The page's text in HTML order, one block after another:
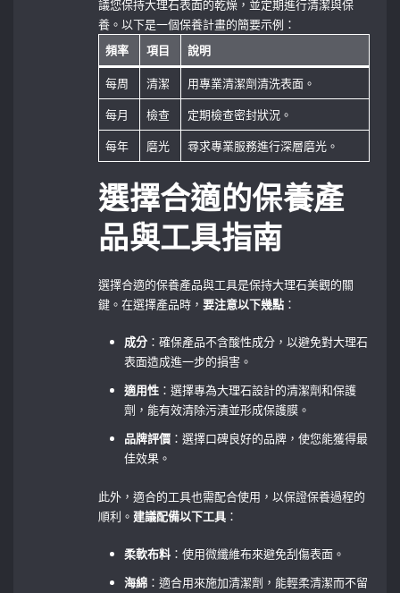
議您保持大理石表面的乾燥，並定期進行清潔與保
養。以下是一個保養計畫的簡要示例：
頻率
項目 說明
每周 清潔
用專業清潔劑清洗表面。
每月
檢查
定期檢查密封狀況。
每年
磨光 尋求專業服務進行深層磨光。
選擇合適的保養產
品與工具指南
選擇合適的保養產品與工具是保持大理石美觀的關
鍵。在選擇產品時，要注意以下幾點 ：
成分 ：確保產品不含酸性成分，以避免對大理石
表面造成進一步的損害。
適用性 ：選擇專為大理石設計的清潔劑和保護
劑，能有效清除污漬並形成保護膜。
品牌評價 ：選擇口碑良好的品牌，使您能獲得最
佳效果。
此外，適合的工具也需配合使用，以保證保養過程的
順利。建議配備以下工具 ：
柔軟布料 ：使用微纖維布來避免刮傷表面。
海綿 ：適合用來施加清潔劑，能輕柔清潔而不留